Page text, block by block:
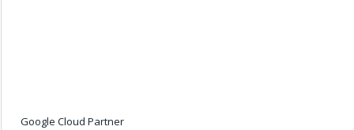
Google Cloud Partner